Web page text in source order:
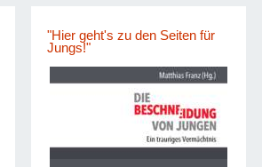
"Hier geht's zu den Seiten für
Jungs!"